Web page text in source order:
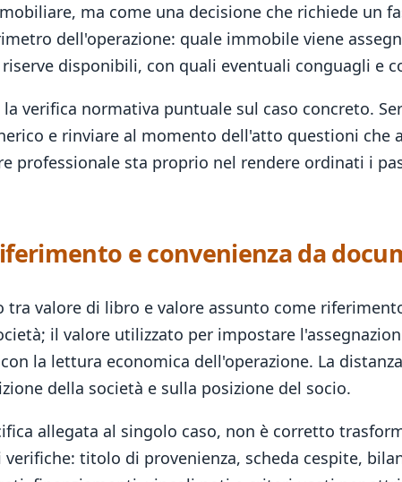
ma come una decisione che richiede un
dell'operazione: quale immobile viene
disponibili, con quali eventuali conguagli e
verifica normativa puntuale sul caso concreto.
e rinviare al momento dell'atto questioni che
professionale sta proprio nel rendere ordinati i
e convenienza da
valore di libro e valore assunto come
il valore utilizzato per impostare
la lettura economica dell'operazione. La
della società e sulla posizione del socio.
allegata al singolo caso, non è corretto
titolo di provenienza, scheda cespite,